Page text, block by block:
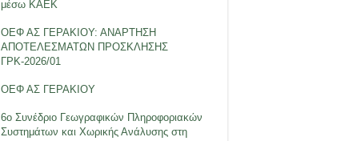
μέσω ΚΑΕΚ
ΟΕΦ ΑΣ ΓΕΡΑΚΙΟΥ: ΑΝΑΡΤΗΣΗ
ΑΠΟΤΕΛΕΣΜΑΤΩΝ ΠΡΟΣΚΛΗΣΗΣ
ΓΡΚ-2026/01
ΟΕΦ ΑΣ ΓΕΡΑΚΙΟΥ
6ο Συνέδριο Γεωγραφικών Πληροφοριακών
Συστημάτων και Χωρικής Ανάλυσης στη